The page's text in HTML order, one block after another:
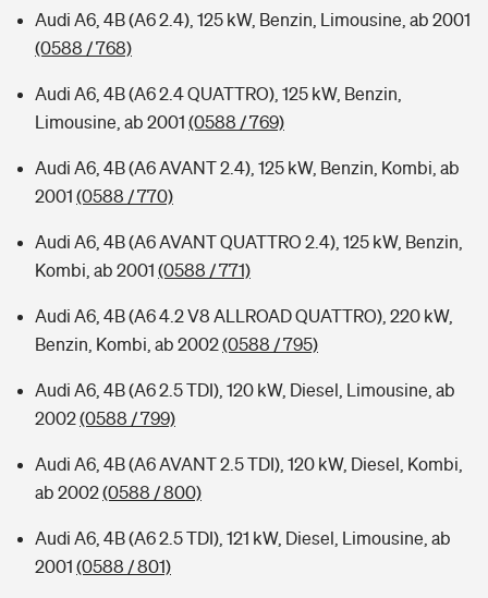
Audi A6, 4B (A6 2.4), 125 kW, Benzin, Limousine, ab 2001
(0588 / 768)
Audi A6, 4B (A6 2.4 QUATTRO), 125 kW, Benzin,
Limousine, ab 2001 (0588 / 769)
Audi A6, 4B (A6 AVANT 2.4), 125 kW, Benzin, Kombi, ab
2001 (0588 / 770)
Audi A6, 4B (A6 AVANT QUATTRO 2.4), 125 kW, Benzin,
Kombi, ab 2001 (0588 / 771)
Audi A6, 4B (A6 4.2 V8 ALLROAD QUATTRO), 220 kW,
Benzin, Kombi, ab 2002(0588 / 795)
Audi A6, 4B (A6 2.5 TDI), 120 kW, Diesel, Limousine, ab
2002(0588 / 799)
Audi A6, 4B (A6 AVANT 2.5 TDI), 120 kW, Diesel, Kombi,
ab 2002(0588 / 800)
Audi A6, 4B (A6 2.5 TDI), 121 kW, Diesel, Limousine, ab
2001 (0588 / 801)